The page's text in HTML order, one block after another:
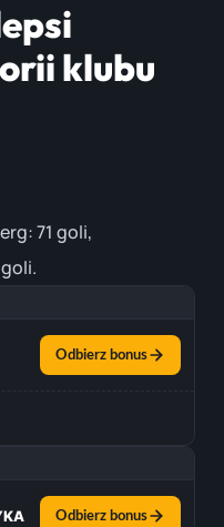
klubu
71 goli,
Odbierz bonus
Odbierz bonus